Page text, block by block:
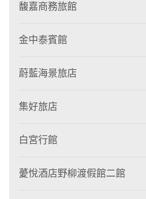
馥嘉商務旅館
金中泰賓館
蔚藍海景旅店
集好旅店
白宮行館
薆悅酒店野柳渡假館二館